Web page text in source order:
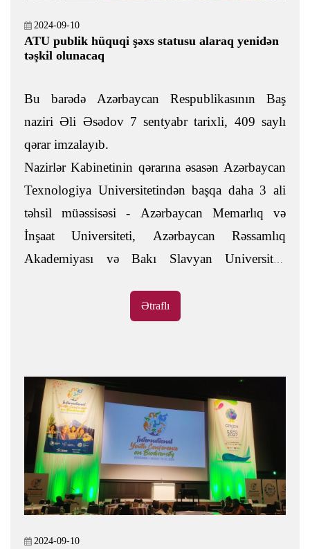
2024-09-10
ATU publik hüquqi şəxs statusu alaraq yenidən
təşkil olunacaq
Bu barədə Azərbaycan Respublikasının Baş
naziri Əli Əsədov 7 sentyabr tarixli, 409 saylı
qərar imzalayıb.
Nazirlər Kabinetinin qərarına əsasən Azərbaycan
Texnologiya Universitetindən başqa daha 3 ali
təhsil müəssisəsi - Azərbaycan Memarlıq və
İnşaat Universiteti, Azərbaycan Rəssamlıq
Akademiyası və Bakı Slavyan Universiteti
Ətraflı
2024-09-10